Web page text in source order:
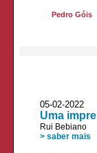
Pedro Góis
05-02-
Uma
Rui Bebiano
> saber mais